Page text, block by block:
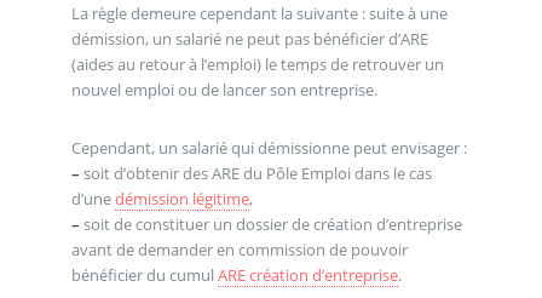
La règle demeure cependant la suivante : suite à une
démission, un salarié ne peut pas bénéficier d’ARE
(aides au retour à l’emploi) le temps de retrouver un
nouvel emploi ou de lancer son entreprise.
Cependant, un salarié qui démissionne peut envisager :
– soit d’obtenir des ARE du Pôle Emploi dans le cas
d’unedémission légitime,
– soit de constituer un dossier de création d’entreprise
avant de demander en commission de pouvoir
bénéficier du cumul ARE création d’entreprise.